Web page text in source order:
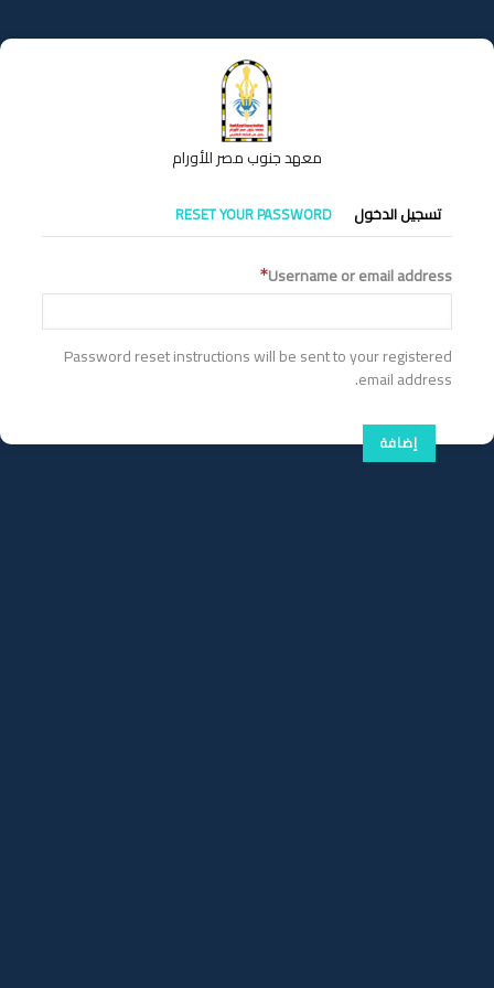
إلى
المحتوى
معهد جنوب مصر للأورام
التبويبات
الأساسية
تسجيل الدخول RESET YOUR PASSWORD
Username or email address
Password reset instructions will be sent to your registered
email address.